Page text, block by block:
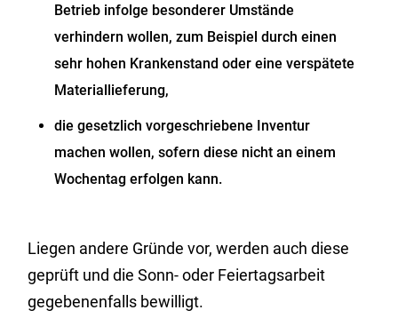
Betrieb infolge besonderer Umstände
verhindern wollen, zum Beispiel durch einen
sehr hohen Krankenstand oder eine verspätete
Materiallieferung,
die gesetzlich vorgeschriebene Inventur
machen wollen, sofern diese nicht an einem
Wochentag erfolgen kann.
Liegen andere Gründe vor, werden auch diese
geprüft und die Sonn- oder Feiertagsarbeit
gegebenenfalls bewilligt.